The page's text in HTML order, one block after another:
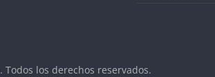
. Todos los derechos reservados.